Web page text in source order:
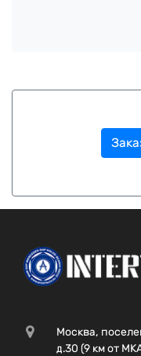
Москва,
д.30 (9 км от